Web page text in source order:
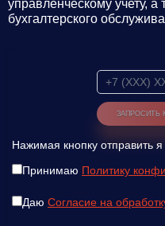
управленческому учету, а
бухгалтерского
Нажимая кнопку отправить я
Принимаю Политику
Даю Согласие на